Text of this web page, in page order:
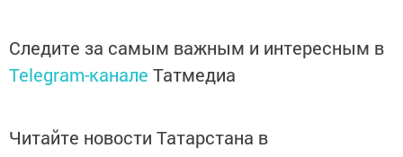
Следите за самым важным и интересным в
Telegram-канале Татмедиа
Читайте новости Татарстана в